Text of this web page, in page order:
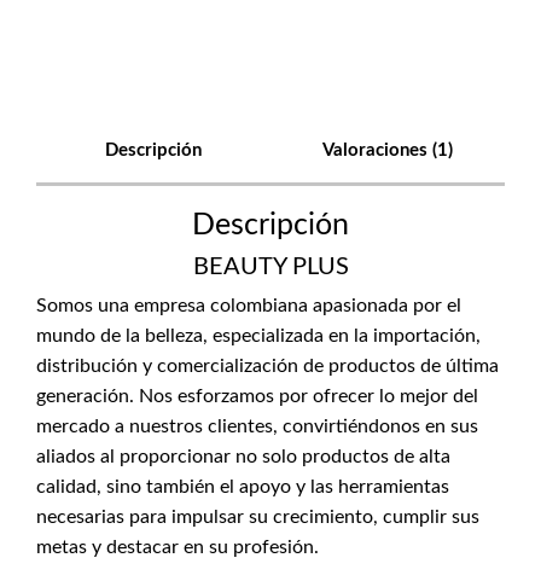
Descripción Valoraciones (1)
Descripción
BEAUTY PLUS
Somos una empresa colombiana apasionada por el
mundo de la belleza, especializada en la importación,
distribución y comercialización de productos de última
generación. Nos esforzamos por ofrecer lo mejor del
mercado a nuestros clientes, convirtiéndonos en sus
aliados al proporcionar no solo productos de alta
calidad, sino también el apoyo y las herramientas
necesarias para impulsar su crecimiento, cumplir sus
metas y destacar en su profesión.